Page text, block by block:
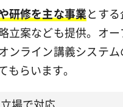
研修を主な事業とす
立案なども提供。オ
ンライン講義システ
もらいます。